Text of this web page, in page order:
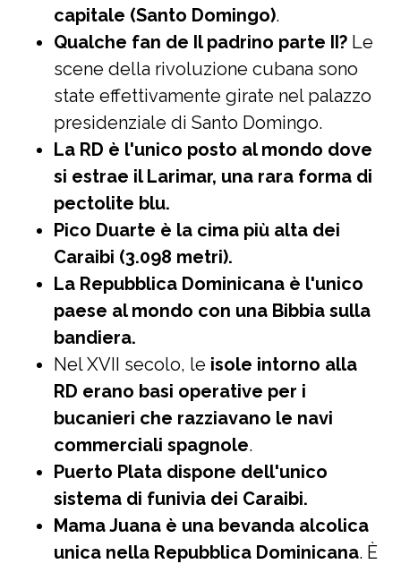
capitale (Santo Domingo).
Qualche fan de Il padrino parte II? Le
scene della rivoluzione cubana sono
state effettivamente girate nel palazzo
presidenziale di Santo Domingo.
La RD è l'unico posto al mondo dove
si estrae il Larimar, una rara forma di
pectolite blu.
Pico Duarte è la cima più alta dei
Caraibi (3.098 metri).
La Repubblica Dominicana è l'unico
paese al mondo con una Bibbia sulla
bandiera.
Nel XVII secolo, le isole intorno alla
RD erano basi operative per i
bucanieri che razziavano le navi
commerciali spagnole.
Puerto Plata dispone dell'unico
sistema di funivia dei Caraibi.
Mama Juana è una bevanda alcolica
unica nella Repubblica Dominicana. È